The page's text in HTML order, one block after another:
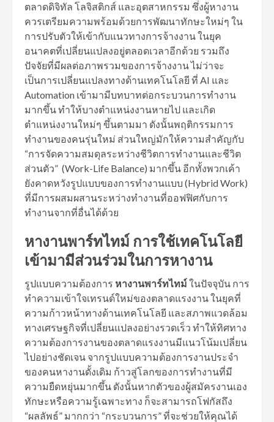
ตลาดดิจิทัล โลจิสติกส์ และอุตสาหกรรม ซึ่งผู้หางาน
ควรเตรียมความพร้อมด้วยการพัฒนาทักษะใหม่ๆ ใน
การปรับตัวให้เข้ากับแนวทางการจ้างงาน ในยุค
อนาคตที่เปลี่ยนแปลงอยู่ตลอดเวลาอีกด้วย รวมถึง
ปัจจัยที่มีผลต่อภาพรวมของการจ้างงาน ไม่ว่าจะ
เป็นการเปลี่ยนแปลงทางด้านเทคโนโลยี ที่ AI และ
Automation เข้ามามีบทบาทต่อกระบวนการทำงาน
มากขึ้น ทำให้บางตำแหน่งงานหายไป และเกิด
ตำแหน่งงานใหม่ๆ ขึ้นตามมา ดังนั้นพฤติกรรมการ
ทำงานของคนรุ่นใหม่ ส่วนใหญ่มักให้ความสำคัญกับ
“การจัดความสมดุลระหว่างชีวิตการทำงานและชีวิต
ส่วนตัว” (Work-Life Balance) มากขึ้น อีกทั้งพวกเค้า
ยังคาดหวังรูปแบบของการทำงานแบบ (Hybrid Work)
ที่มีการผสมผสานระหว่างทำงานที่ออฟฟิศกับการ
ทำงานจากที่อื่นได้ด้วย
หางานพาร์ทไทม์ การใช้เทคโนโลยี
เข้ามามีส่วนร่วมในการหางาน
รูปแบบความต้องการ หางานพาร์ทไทม์ในปัจจุบัน การ
ทำความเข้าใจเทรนด์ใหม่ของตลาดแรงงาน ในยุคที่
ความก้าวหน้าทางด้านเทคโนโลยี และสภาพแวดล้อม
ทางเศรษฐกิจที่เปลี่ยนแปลงอย่างรวดเร็ว ทำให้ทิศทาง
ความต้องการงานของตลาดแรงงานมีแนวโน้มเปลี่ยน
ไปอย่างชัดเจน จากรูปแบบความต้องการงานประจำ
ของคนหางานดั้งเดิม ก้าวสู่โลกของการทำงานที่มี
ความยืดหยุ่นมากขึ้น ดังนั้นหากตัวของผู้สมัครงานเอง
ทักษะหรือความรู้เฉพาะทาง ก็จะสามารถโฟกัสถึง
“ผลลัพธ์” มากกว่า “กระบวนการ” ที่จะช่วยให้คุณได้